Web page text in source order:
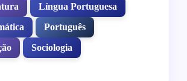
Língua Portuguesa
Português
Sociologia